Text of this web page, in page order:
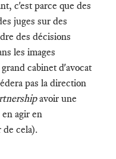
c'est parce que des
juges sur des
des décisions
les images
cabinet d'avocat
pas la direction
avoir une
agir en
cela).